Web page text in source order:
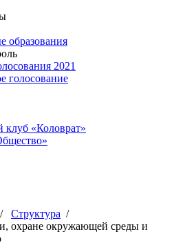
образования
2021
голосование
«Коловрат»
/ Структура /
охране окружающей среды и